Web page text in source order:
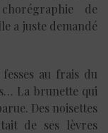
de
a juste demandé
au frais du
La brunette qui
Des noisettes
de ses lèvres